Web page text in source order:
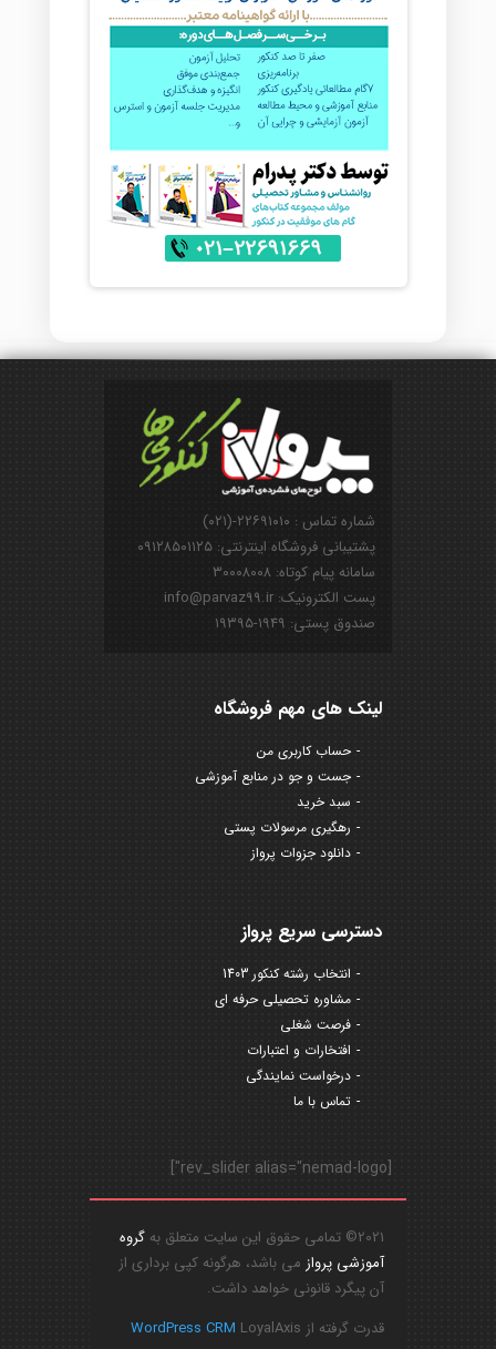
شماره تماس : ۲۲۶۹۱۰۱۰-(۰۲۱)
پشتیبانی فروشگاه اینترنتی: ۰۹۱۲۸۵۰۱۱۲۵
سامانه پیام کوتاه: ۳۰۰۰۸۰۰۸
پست الکترونیک: info@parvaz99.ir
صندوق پستی: ۱۹۴۹-۱۹۳۹۵
لینک های مهم فروشگاه
حساب کاربری من
جست و جو در منابع آموزشی
سبد خرید
رهگیری مرسولات پستی
دانلود جزوات پرواز
دسترسی سریع پرواز
انتخاب رشته کنکور 1403
مشاوره تحصیلی حرفه ای
فرصت شغلی
افتخارات و اعتبارات
درخواست نمایندگی
تماس با ما
[rev_slider alias="nemad-logo"]
2021© تمامی حقوق این سایت متعلق به
گروه
آموزشی پرواز می باشد، هرگونه کپی برداری از
آن پیگرد قانونی خواهد داشت.
قدرت گرفته از
WordPress CRM LoyalAxis